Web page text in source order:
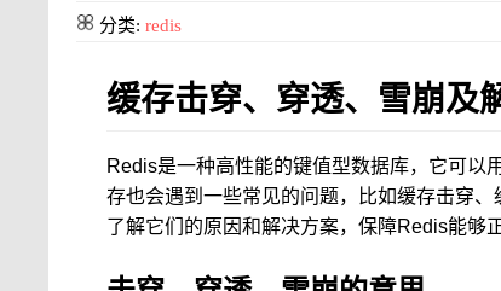
分类: redis
缓存击穿、穿透、雪崩及
Redis是一种高性能的键值型数据库，它可以
存也会遇到一些常见的问题，比如缓存击穿
了解它们的原因和解决方案，保障Redis能够